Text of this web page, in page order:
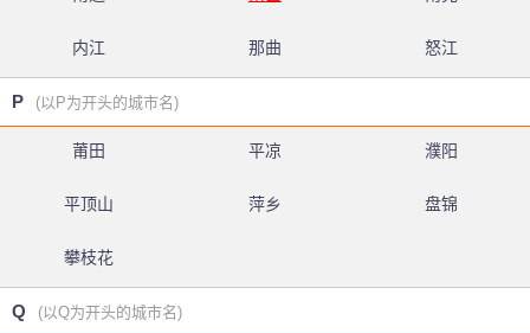
内江 那曲 怒江
P (以P为开头的城市名)
莆田 平凉 濮阳
平顶山 萍乡 盘锦
攀枝花
Q (以Q为开头的城市名)